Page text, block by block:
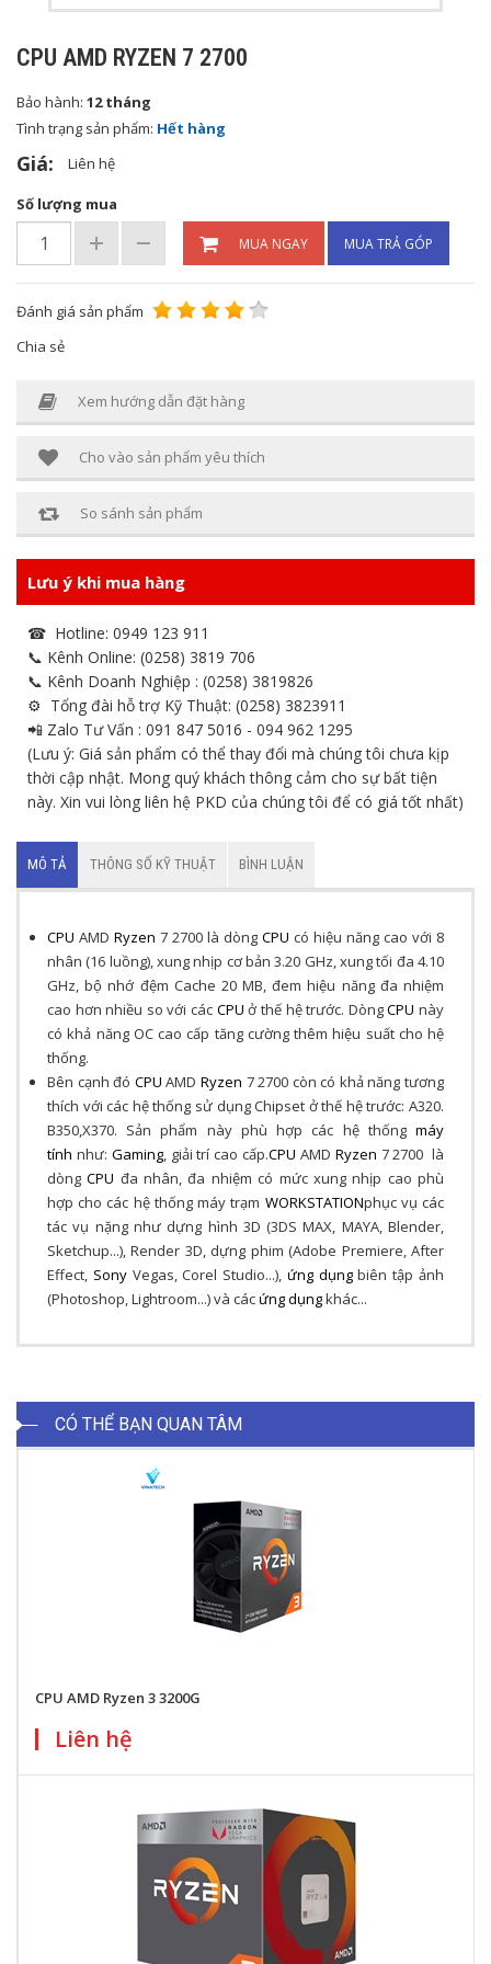
CPU AMD RYZEN 7 2700
Bảo hành: 12 tháng
Tình trạng sản phẩm: Hết hàng
Giá: Liên hệ
Số lượng mua
MUA NGAY MUA TRẢ GÓP
Đánh giá sản phẩm
Chia sẻ
Xem hướng dẫn đặt hàng
Cho vào sản phẩm yêu thích
So sánh sản phẩm
Lưu ý khi mua hàng
☎ Hotline: 0949 123 911
📞 Kênh Online: (0258) 3819 706
📞 Kênh Doanh Nghiệp : (0258) 3819826
⚙ Tổng đài hỗ trợ Kỹ Thuật: (0258) 3823911
📲 Zalo Tư Vấn : 091 847 5016 - 094 962 1295
(Lưu ý: Giá sản phẩm có thể thay đổi mà chúng tôi chưa kịp
thời cập nhật. Mong quý khách thông cảm cho sự bất tiện
này. Xin vui lòng liên hệ PKD của chúng tôi để có giá tốt nhất)
MÔ TẢ THÔNG SỐ KỸ THUẬT BÌNH LUẬN
CPU AMD Ryzen 7 2700 là dòng CPU có hiệu năng cao với 8
nhân (16 luồng), xung nhịp cơ bản 3.20 GHz, xung tối đa 4.10
GHz, bộ nhớ đệm Cache 20 MB, đem hiệu năng đa nhiệm
cao hơn nhiều so với các CPU ở thế hệ trước. DòngCPU này
có khả năng OC cao cấp tăng cường thêm hiệu suất cho hệ
thống.
Bên cạnh đó CPU AMD Ryzen 7 2700 còn có khả năng tương
thích với các hệ thống sử dụng Chipset ở thế hệ trước: A320.
B350,X370. Sản phẩm này phù hợp các hệ thống máy
tính như: Gaming, giải trí cao cấp.CPU AMD Ryzen 7 2700 là
dòngCPU đa nhân, đa nhiệm có mức xung nhịp cao phù
hợp cho các hệ thống máy trạm WORKSTATIONphục vụ các
tác vụ nặng như dựng hình 3D (3DS MAX, MAYA, Blender,
Sketchup...), Render 3D, dựng phim (Adobe Premiere, After
Effect, SonyVegas, Corel Studio...), ứng dụngbiên tập ảnh
(Photoshop, Lightroom...) và các ứng dụngkhác...
CÓ THỂ BẠN QUAN TÂM
CPU AMD Ryzen 3 3200G
Liên hệ